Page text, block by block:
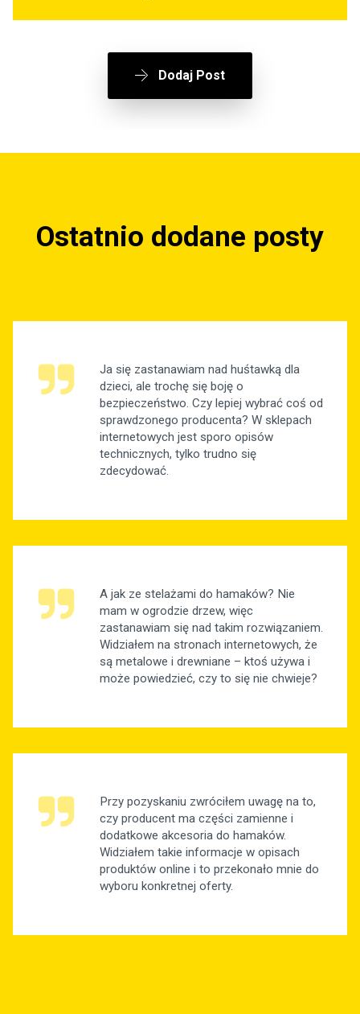
Dodaj Post
Ostatnio dodane posty
Ja się zastanawiam nad huśtawką dla
dzieci, ale trochę się boję o
bezpieczeństwo. Czy lepiej wybrać coś od
sprawdzonego producenta? W sklepach
internetowych jest sporo opisów
technicznych, tylko trudno się
zdecydować.
A jak ze stelażami do hamaków? Nie
mam w ogrodzie drzew, więc
zastanawiam się nad takim rozwiązaniem.
Widziałem na stronach internetowych, że
są metalowe i drewniane – ktoś używa i
może powiedzieć, czy to się nie chwieje?
Przy pozyskaniu zwróciłem uwagę na to,
czy producent ma części zamienne i
dodatkowe akcesoria do hamaków.
Widziałem takie informacje w opisach
produktów online i to przekonało mnie do
wyboru konkretnej oferty.